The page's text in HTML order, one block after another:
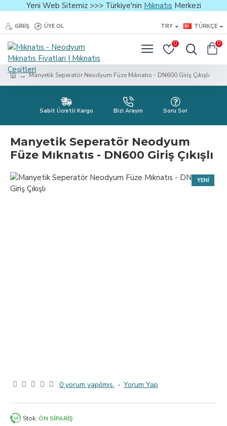
Yeni Web Sitemiz >>> Türkiye'nin Mıknatıs Merkezi
GIRIŞ ÜYE OL TRY TÜRKÇE
0 0
Manyetik Seperatör Neodyum Füze Mıknatıs - DN600 Giriş Çıkışlı
Sabit Ücretli Kargo Bizi Arayın Soru Sor
Manyetik Seperatör Neodyum
Füze Mıknatıs - DN600 Giriş Çıkışlı
YENI
0 yorum yapılmış. - Yorum Yap
Stok: ÖN SIPARIŞ